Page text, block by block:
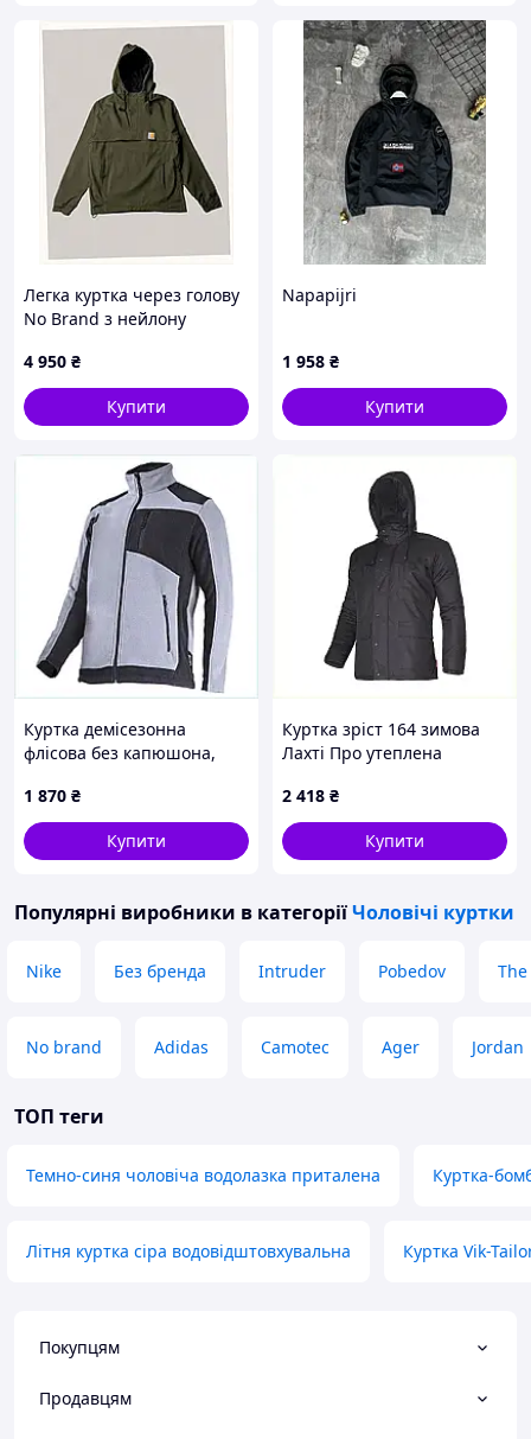
Легка куртка через голову
No Brand з нейлону
4 950 ₴
Купити
Napapijri
1 958 ₴
Купити
Куртка демісезонна
флісова без капюшона,
1 870 ₴
Купити
Куртка зріст 164 зимова
Лахті Про утеплена
2 418 ₴
Купити
Популярні виробники в категоріїЧоловічі куртки
Nike Без бренда Intruder Pobedov
No brand Adidas Camotec Ager Jordan
ТОП теги
Темно-синя чоловіча водолазка приталена Куртка-
Літня куртка сіра водовідштовхувальна Куртка Vik-
Покупцям
Продавцям